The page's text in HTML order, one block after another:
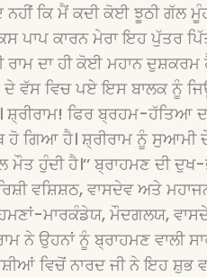
ਕਿ ਮੈਂ ਕਦੀ ਕੋਈ ਝੂਠੀ ਗੱਲ
ਪਾਪ ਕਾਰਨ ਮੇਰਾ ਇਹ ਪੁੱਤਰ
ਦਾ ਹੀ ਕੋਈ ਮਹਾਨ ਦੁਸ਼ਕਰਮ
ਵੱਸ ਵਿਚ ਪਏ ਇਸ ਬਾਲਕ ਨੂੰ
ਫਿਰ ਬ੍ਰਹਮ-ਹੱਤਿਆ ਦਾ
ਗਿਆ ਹੈ। ਸ਼੍ਰੀਰਾਮ ਨੂੰ ਸੁਆਮੀ
ਮੌਤ ਹੁੰਦੀ ਹੈ।’’ ਬ੍ਰਾਹਮਣ ਦੀ
ਵਸ਼ਿਸ਼ਠ, ਵਾਸਦੇਵ ਅਤੇ
ਮਾਰਕੰਡੇਯ, ਮੌਦਗਲਯ,
ਨੇ ਉਹਨਾਂ ਨੂੰ ਬ੍ਰਾਹਮਣ ਵਾਲੀ
ਵਿਚੋਂ ਨਾਰਦ ਜੀ ਨੇ ਇਹ ਸ਼ੁਭ